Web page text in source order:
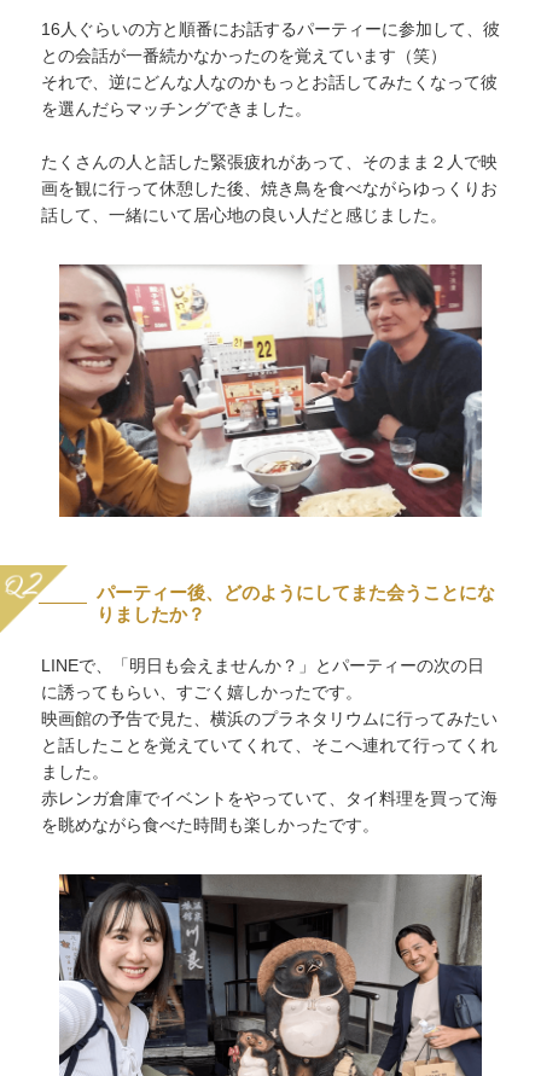
16人ぐらいの方と順番にお話するパーティーに参加して、彼
との会話が一番続かなかったのを覚えています（笑）
それで、逆にどんな人なのかもっとお話してみたくなって彼
を選んだらマッチングできました。
たくさんの人と話した緊張疲れがあって、そのまま２人で映
画を観に行って休憩した後、焼き鳥を食べながらゆっくりお
話して、一緒にいて居心地の良い人だと感じました。
パーティー後、どのようにしてまた会うことにな
りましたか？
LINEで、「明日も会えませんか？」とパーティーの次の日
に誘ってもらい、すごく嬉しかったです。
映画館の予告で見た、横浜のプラネタリウムに行ってみたい
と話したことを覚えていてくれて、そこへ連れて行ってくれ
ました。
赤レンガ倉庫でイベントをやっていて、タイ料理を買って海
を眺めながら食べた時間も楽しかったです。